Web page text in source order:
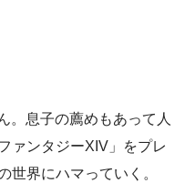
。息子の薦めもあって人
ァンタジーXIV」をプレ
世界にハマっていく。